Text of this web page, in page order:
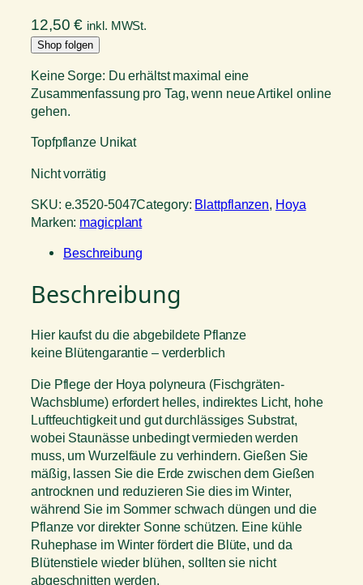
12,50€ inkl. MWSt.
Shop folgen
Keine Sorge: Du erhältst maximal eine
Zusammenfassung pro Tag, wenn neue Artikel online
gehen.
Topfpflanze Unikat
Nicht vorrätig
SKU: e.3520-5047Category: Blattpflanzen, Hoya
Marken: magicplant
Beschreibung
Beschreibung
Hier kaufst du die abgebildete Pflanze
keine Blütengarantie – verderblich
Die Pflege der Hoya polyneura (Fischgräten-
Wachsblume) erfordert helles, indirektes Licht, hohe
Luftfeuchtigkeit und gut durchlässiges Substrat,
wobei Staunässe unbedingt vermieden werden
muss, um Wurzelfäule zu verhindern. Gießen Sie
mäßig, lassen Sie die Erde zwischen dem Gießen
antrocknen und reduzieren Sie dies im Winter,
während Sie im Sommer schwach düngen und die
Pflanze vor direkter Sonne schützen. Eine kühle
Ruhephase im Winter fördert die Blüte, und da
Blütenstiele wieder blühen, sollten sie nicht
abgeschnitten werden.